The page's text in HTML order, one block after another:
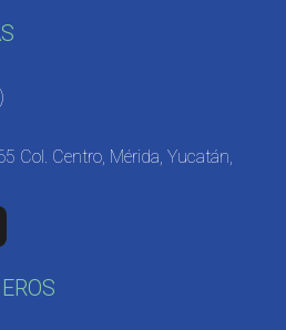
Col. Centro, Mérida, Yucatán,